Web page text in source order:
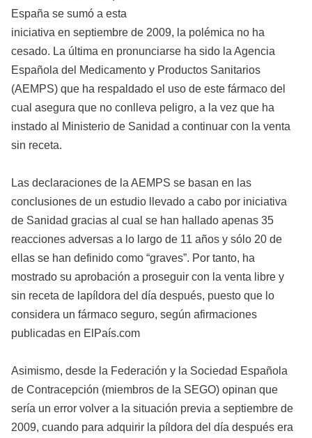
España se sumó a esta
iniciativa en septiembre de 2009, la polémica no ha
cesado. La última en pronunciarse ha sido la Agencia
Española del Medicamento y Productos Sanitarios
(AEMPS) que ha respaldado el uso de este fármaco del
cual asegura que no conlleva peligro, a la vez que ha
instado al Ministerio de Sanidad a continuar con la venta
sin receta.
Las declaraciones de la AEMPS se basan en las
conclusiones de un estudio llevado a cabo por iniciativa
de Sanidad gracias al cual se han hallado apenas 35
reacciones adversas a lo largo de 11 años y sólo 20 de
ellas se han definido como “graves”. Por tanto, ha
mostrado su aprobación a proseguir con la venta libre y
sin receta de lapíldora del día después, puesto que lo
considera un fármaco seguro, según afirmaciones
publicadas en ElPaís.com
Asimismo, desde la Federación y la Sociedad Española
de Contracepción (miembros de la SEGO) opinan que
sería un error volver a la situación previa a septiembre de
2009, cuando para adquirir la píldora del día después era